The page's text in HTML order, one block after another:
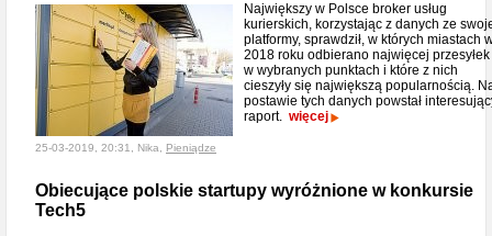
Największy w Polsce broker usług
kurierskich, korzystając z danych ze
platformy, sprawdził, w których miastach
2018 roku odbierano najwięcej przesyłek
w wybranych punktach i które z nich
cieszyły się największą popularnością.
postawie tych danych powstał
raport. więcej
25-03-2019, 20:31, Nika, Pieniądze
Obiecujące polskie startupy wyróżnione w konkursie
Tech5